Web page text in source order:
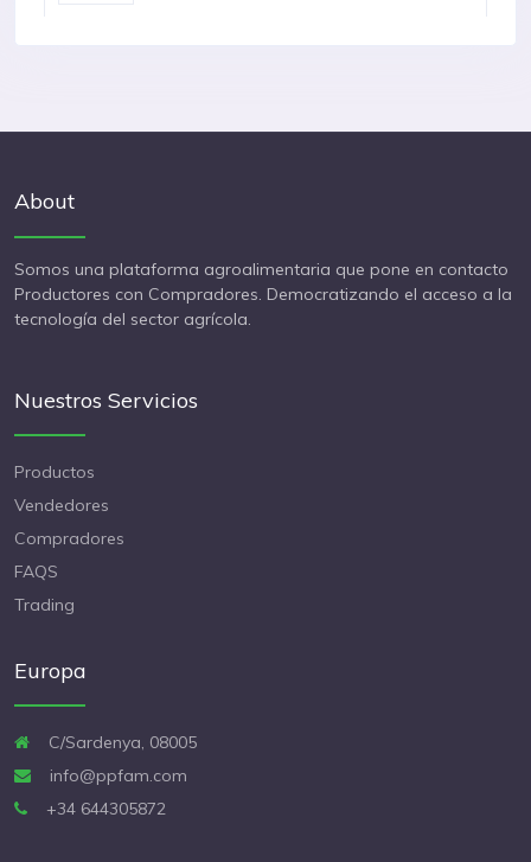
About
Somos una plataforma agroalimentaria que pone en contacto
Productores con Compradores. Democratizando el acceso a la
tecnología del sector agrícola.
Nuestros Servicios
Productos
Vendedores
Compradores
FAQS
Trading
Europa
C/Sardenya, 08005
info@ppfam.com
+34 644305872